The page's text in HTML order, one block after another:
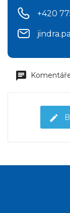
+420